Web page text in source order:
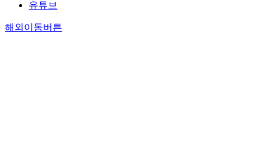
유튜브
해외이동버튼